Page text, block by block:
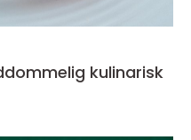
kulinarisk